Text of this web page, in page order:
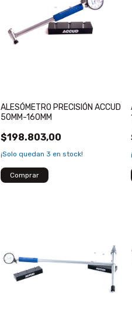
ALESÓMETRO PRECISIÓN ACCUD
50MM-160MM
$198.803,00
¡Solo quedan 3 en stock!